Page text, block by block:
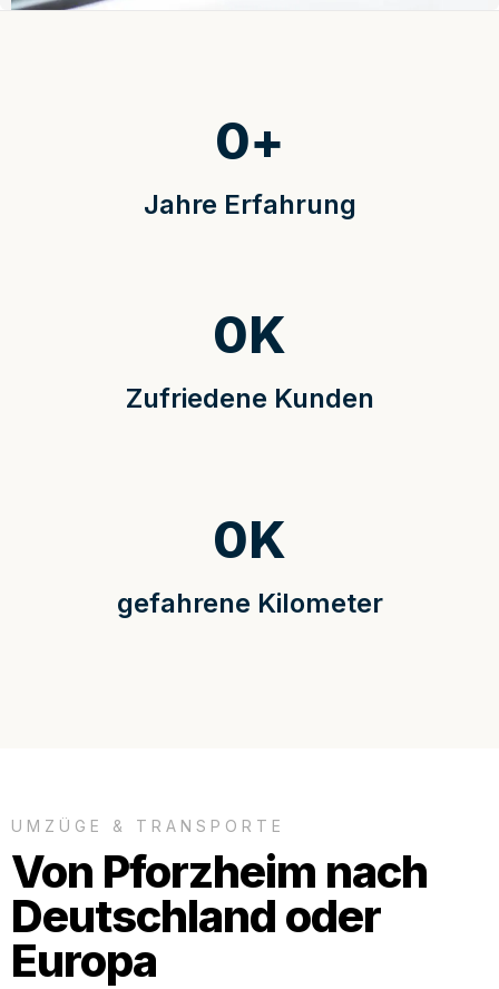
Jahre Erfahrung
0+
Zufriedene Kunden
0K
gefahrene Kilometer
0K
UMZÜGE & TRANSPORTE
Von Pforzheim nach
Deutschland oder
Europa